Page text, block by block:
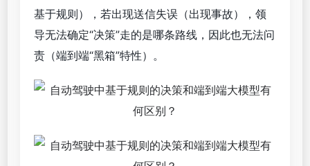
基于规则），若出现送信失误（出现事故），领
导无法确定“决策”走的是哪条路线，因此也无法问
责（端到端“黑箱”特性）。